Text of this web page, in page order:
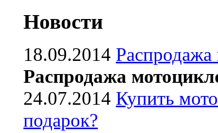
Новости
18.09.2014
Распродажа
24.07.2014 Купить
подарок?